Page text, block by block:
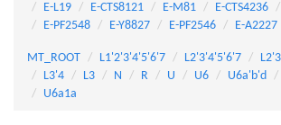
E-L19
E-CTS8121 E-M81 E-CTS4236
E-PF2548
E-Y8827 E-PF2546 E-A2227
MT_ROOT L1'2'3'4'5'6'7 L2'3'4'5'6'7
L3'4
L3 N R U U6 U6a'b'd
U6a1a